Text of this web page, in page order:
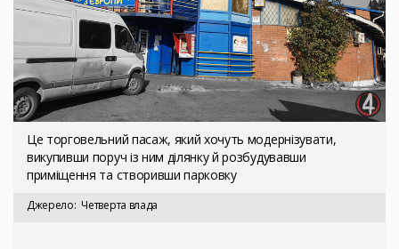
Це торговельний пасаж, який хочуть модернізувати,
викупивши поруч із ним ділянку й розбудувавши
приміщення та створивши парковку
Джерело Четверта влада